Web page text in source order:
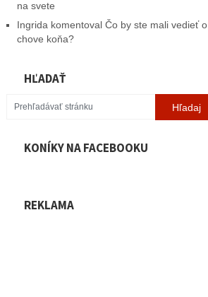
na svete
Ingrida komentoval Čo by ste mali vedieť o
chove koňa?
HĽADAŤ
KONÍKY NA FACEBOOKU
REKLAMA